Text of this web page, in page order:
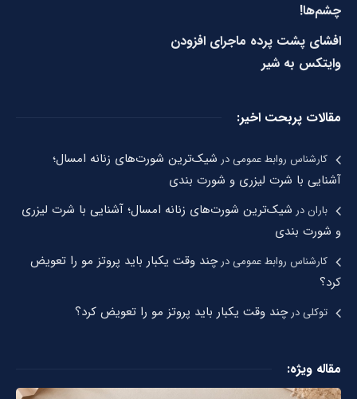
چشم‌ها!
افشای پشت پرده ماجرای افزودن
وایتکس به شیر
مقالات پربحت اخیر:
کارشناس روابط عمومیدر شیک‌ترین شورت‌های زنانه امسال؛
آشنایی با شرت لیزری و شورت بندی
باراندر شیک‌ترین شورت‌های زنانه امسال؛ آشنایی با شرت لیزری
و شورت بندی
کارشناس روابط عمومیدرچند وقت یکبار باید پروتز مو را تعویض
کرد؟
توکلیدرچند وقت یکبار باید پروتز مو را تعویض کرد؟
مقاله ویژه: